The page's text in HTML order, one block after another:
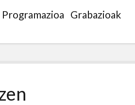
Programazioa Grabazioak